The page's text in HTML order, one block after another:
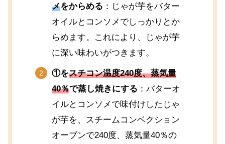
メをからめる ：じゃが芋をバター
オイルとコンソメでしっかりとか
らめます。これにより、じゃが芋
に深い味わいがつきます。
①をスチコン温度240度、蒸気量
40％で蒸し焼きにする ：バターオ
イルとコンソメで味付けしたじゃ
が芋を、スチームコンベクション
オーブンで240度、蒸気量40％の